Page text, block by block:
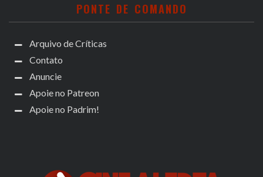
PONTE DE COMANDO
Arquivo de Críticas
Contato
Anuncie
Apoie no Patreon
Apoie no Padrim!